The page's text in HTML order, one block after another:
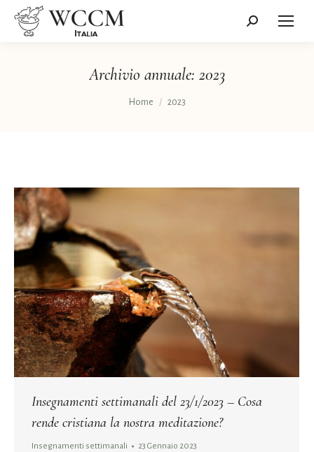
Cerca:
Archivio annuale: 2023
Tu sei qui:
Home 2023
Insegnamenti settimanali del 23/1/2023 – Cosa
rende cristiana la nostra meditazione?
Insegnamenti settimanali 23 Gennaio 2023